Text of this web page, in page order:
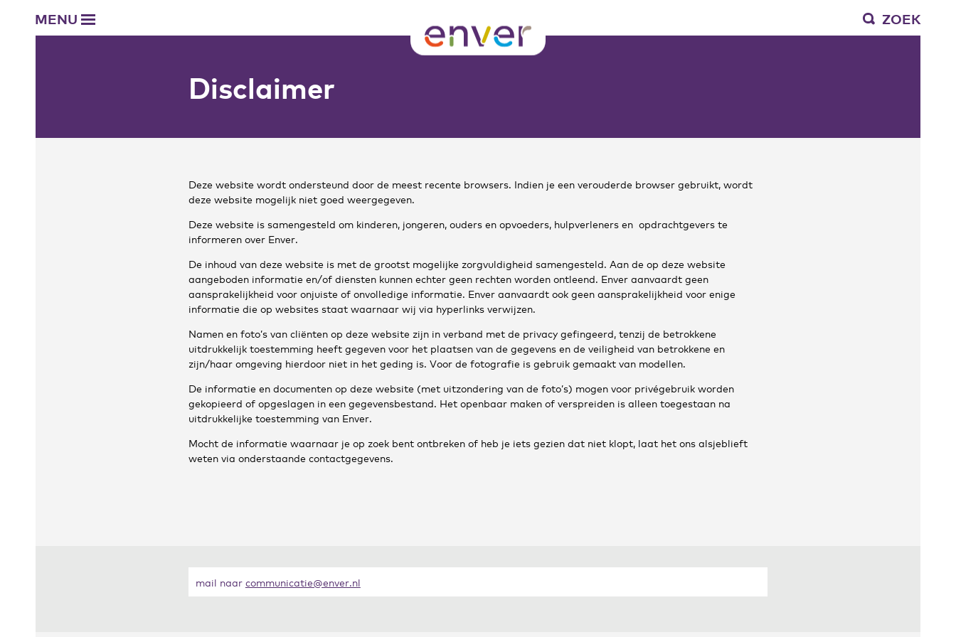
MENU ZOEK
Disclaimer
Deze website wordt ondersteund door de meest recente browsers. Indien je een verouderde browser gebruikt, wordt
deze website mogelijk niet goed weergegeven.
Deze website is samengesteld om kinderen, jongeren, ouders en opvoeders, hulpverleners en opdrachtgevers te
informeren over Enver.
De inhoud van deze website is met de grootst mogelijke zorgvuldigheid samengesteld. Aan de op deze website
aangeboden informatie en/of diensten kunnen echter geen rechten worden ontleend. Enver aanvaardt geen
aansprakelijkheid voor onjuiste of onvolledige informatie. Enver aanvaardt ook geen aansprakelijkheid voor enige
informatie die op websites staat waarnaar wij via hyperlinks verwijzen.
Namen en foto’s van cliënten op deze website zijn in verband met de privacy gefingeerd, tenzij de betrokkene
uitdrukkelijk toestemming heeft gegeven voor het plaatsen van de gegevens en de veiligheid van betrokkene en
zijn/haar omgeving hierdoor niet in het geding is. Voor de fotografie is gebruik gemaakt van modellen.
De informatie en documenten op deze website (met uitzondering van de foto’s) mogen voor privégebruik worden
gekopieerd of opgeslagen in een gegevensbestand. Het openbaar maken of verspreiden is alleen toegestaan na
uitdrukkelijke toestemming van Enver.
Mocht de informatie waarnaar je op zoek bent ontbreken of heb je iets gezien dat niet klopt, laat het ons alsjeblieft
weten via onderstaande contactgegevens.
mail naar communicatie@enver.nl